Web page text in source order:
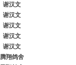
谢汉文
谢汉文
谢汉文
谢汉文
谢汉文
腾翔鸽舍